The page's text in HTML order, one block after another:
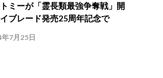
ミーが「霊長類最強争奪戦」開
ブレード発売25周年記念で
7月25日